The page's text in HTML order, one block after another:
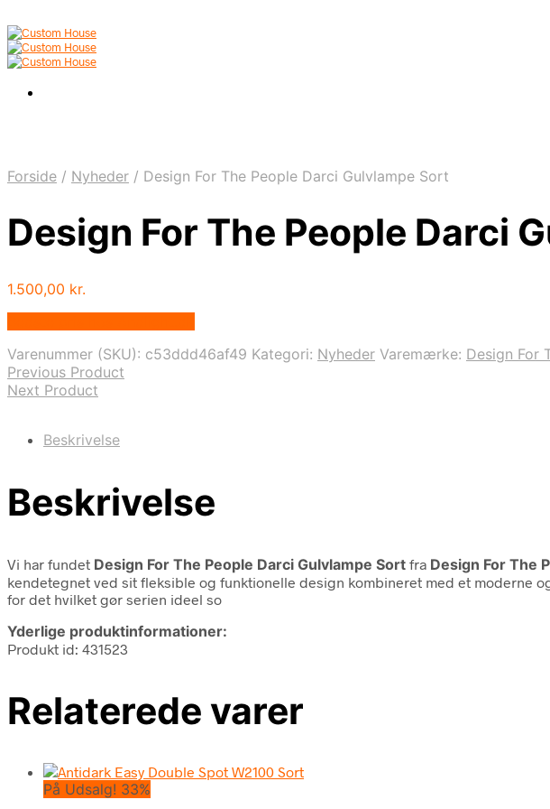
Forside / Nyheder / Design For The People Darci Gulvlampe Sort
Design For The People Darci
1.500,00 kr.
Varenummer (SKU): c53ddd46af49 Kategori: Nyheder Varemærke: Design For
Previous Product
Next Product
Beskrivelse
Beskrivelse
Vi har fundet Design For The People Darci Gulvlampe Sort fra Design For The
kendetegnet ved sit fleksible og funktionelle design kombineret med et
for det hvilket gør serien ideel so
Yderlige produktinformationer:
Produkt id: 431523
Relaterede varer
På Udsalg! 33%